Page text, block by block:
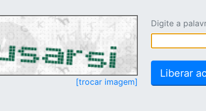
[trocar imagem]
Digite a